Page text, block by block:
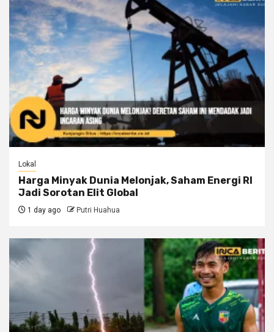
Lokal
Harga Minyak Dunia Melonjak, Saham Energi RI
Jadi Sorotan Elit Global
1 day ago Putri Huahua